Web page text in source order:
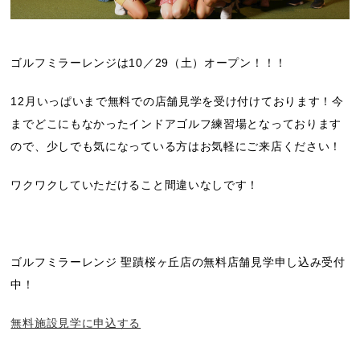
ゴルフミラーレンジは10／29（土）オープン！！！
12月いっぱいまで無料での店舗見学を受け付けております！今
までどこにもなかったインドアゴルフ練習場となっております
ので、少しでも気になっている方はお気軽にご来店ください！
ワクワクしていただけること間違いなしです！
ゴルフミラーレンジ 聖蹟桜ヶ丘店の無料店舗見学申し込み受付
中！
無料施設見学に申込する